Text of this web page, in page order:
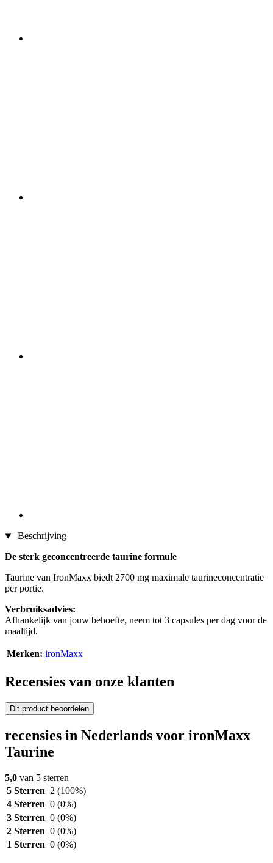
Beschrijving
De sterk geconcentreerde taurine formule
Taurine van IronMaxx biedt 2700 mg maximale taurineconcentratie
per portie.
Verbruiksadvies:
Afhankelijk van jouw behoefte, neem tot 3 capsules per dag voor de
maaltijd.
Merken: ironMaxx
Recensies van onze klanten
Dit product beoordelen
recensies in Nederlands voor ironMaxx
Taurine
5,0 van 5 sterren
5 Sterren 2 (100%)
4 Sterren 0 (0%)
3 Sterren 0 (0%)
2 Sterren 0 (0%)
1 Sterren 0 (0%)